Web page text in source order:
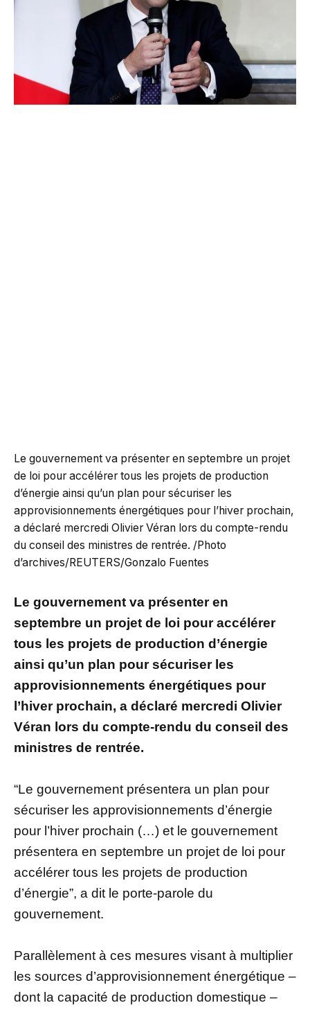
Le gouvernement va présenter en septembre un projet
de loi pour accélérer tous les projets de production
d’énergie ainsi qu’un plan pour sécuriser les
approvisionnements énergétiques pour l’hiver prochain,
a déclaré mercredi Olivier Véran lors du compte-rendu
du conseil des ministres de rentrée. /Photo
d’archives/REUTERS/Gonzalo Fuentes
Le gouvernement va présenter en
septembre un projet de loi pour accélérer
tous les projets de production d’énergie
ainsi qu’un plan pour sécuriser les
approvisionnements énergétiques pour
l’hiver prochain, a déclaré mercredi Olivier
Véran lors du compte-rendu du conseil des
ministres de rentrée.
“Le gouvernement présentera un plan pour
sécuriser les approvisionnements d’énergie
pour l’hiver prochain (…) et le gouvernement
présentera en septembre un projet de loi pour
accélérer tous les projets de production
d’énergie”, a dit le porte-parole du
gouvernement.
Parallèlement à ces mesures visant à multiplier
les sources d’approvisionnement énergétique –
dont la capacité de production domestique –